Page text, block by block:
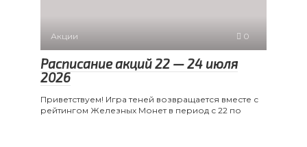
Акции 0
Расписание акций 22 — 24 июля
2026
Приветствуем! Игра теней возвращается вместе с
рейтингом Железных Монет в период с 22 по